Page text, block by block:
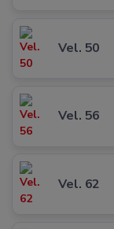
Vel. 50
Vel. 56
Vel. 62